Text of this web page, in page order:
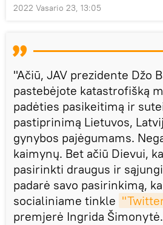
2022 Vasario 23, 13:05
"Ačiū, JAV prezidente Džo
pastebėjote katastrofišką
padėties pasikeitimą ir
pastiprinimą Lietuvos,
gynybos pajėgumams.
kaimynų. Bet ačiū Dievui,
pasirinkti draugus ir
padarė savo pasirinkimą,
socialiniame tinkle
premjerė Ingrida Šimonytė.